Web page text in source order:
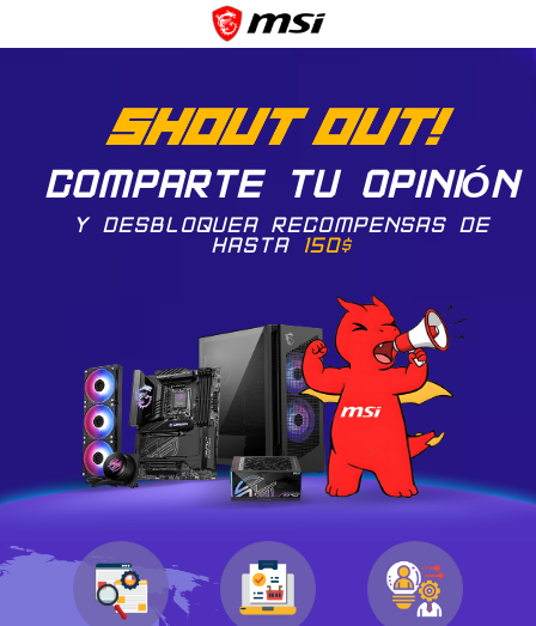
COMPARTE TU OPINIÓN
Y DESBLOQUEA RECOMPENSAS DE
HASTA
150$